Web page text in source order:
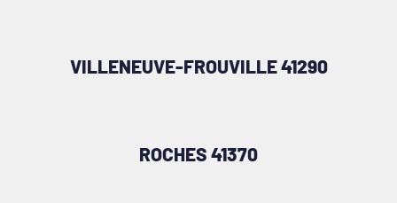
VILLENEUVE-FROUVILLE 41290
ROCHES 41370